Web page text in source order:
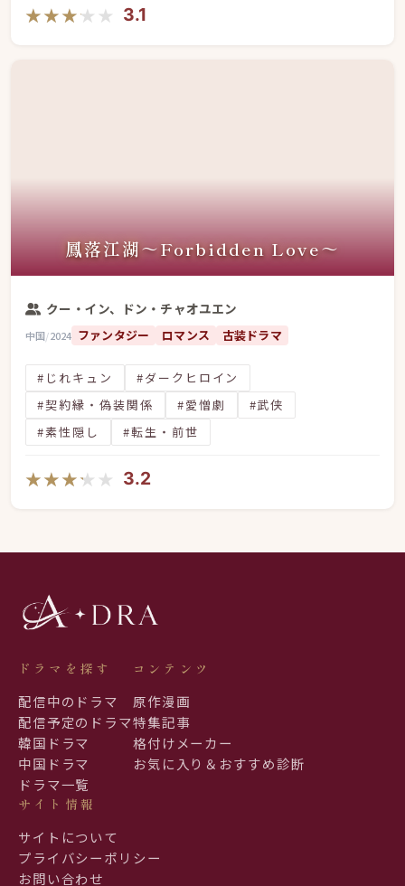
★★★★★
★★★★★ 3.1
鳳落江湖～Forbidden Love～
クー・イン、ドン・チャオユエン
中国/2024 ファンタジー ロマンス 古装ドラマ
#じれキュン
#ダークヒロイン
#契約縁・偽装関係
#愛憎劇
#武侠
#素性隠し
#転生・前世
★★★★★
★★★★★ 3.2
ドラマを探す
配信中のドラマ
配信予定のドラマ
韓国ドラマ
中国ドラマ
ドラマ一覧
コンテンツ
原作漫画
特集記事
格付けメーカー
お気に入り＆おすすめ診断
サイト情報
サイトについて
プライバシーポリシー
お問い合わせ